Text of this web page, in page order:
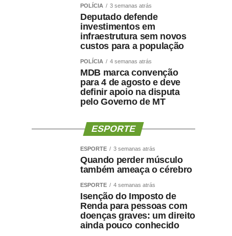
POLÍCIA 3 semanas atrás
Deputado defende
investimentos em
infraestrutura sem novos
custos para a população
POLÍCIA 4 semanas atrás
MDB marca convenção
para 4 de agosto e deve
definir apoio na disputa
pelo Governo de MT
ESPORTE
ESPORTE 3 semanas atrás
Quando perder músculo
também ameaça o cérebro
ESPORTE 4 semanas atrás
Isenção do Imposto de
Renda para pessoas com
doenças graves: um direito
ainda pouco conhecido